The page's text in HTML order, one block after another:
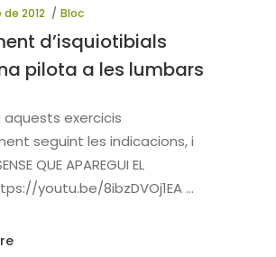
2012 Bloc
d’isquiotibials
pilota a les lumbars
aquests exercicis
seguint les indicacions, i
QUE APAREGUI EL
youtu.be/8ibzDVOj1EA